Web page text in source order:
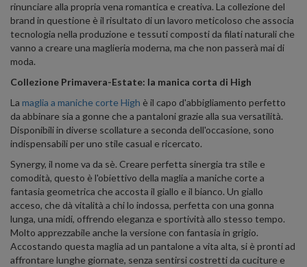
rinunciare alla propria vena romantica e creativa. La collezione del
brand in questione è il risultato di un lavoro meticoloso che associa
tecnologia nella produzione e tessuti composti da filati naturali che
vanno a creare una maglieria moderna, ma che non passerà mai di
moda.
Collezione Primavera-Estate: la manica corta di High
La maglia a maniche corte High è il capo d'abbigliamento perfetto
da abbinare sia a gonne che a pantaloni grazie alla sua versatilità.
Disponibili in diverse scollature a seconda dell'occasione, sono
indispensabili per uno stile casual e ricercato.
Synergy, il nome va da sè. Creare perfetta sinergia tra stile e
comodità, questo è l'obiettivo della maglia a maniche corte a
fantasia geometrica che accosta il giallo e il bianco. Un giallo
acceso, che dà vitalità a chi lo indossa, perfetta con una gonna
lunga, una midi, offrendo eleganza e sportività allo stesso tempo.
Molto apprezzabile anche la versione con fantasia in grigio.
Accostando questa maglia ad un pantalone a vita alta, si è pronti ad
affrontare lunghe giornate, senza sentirsi costretti da cuciture e